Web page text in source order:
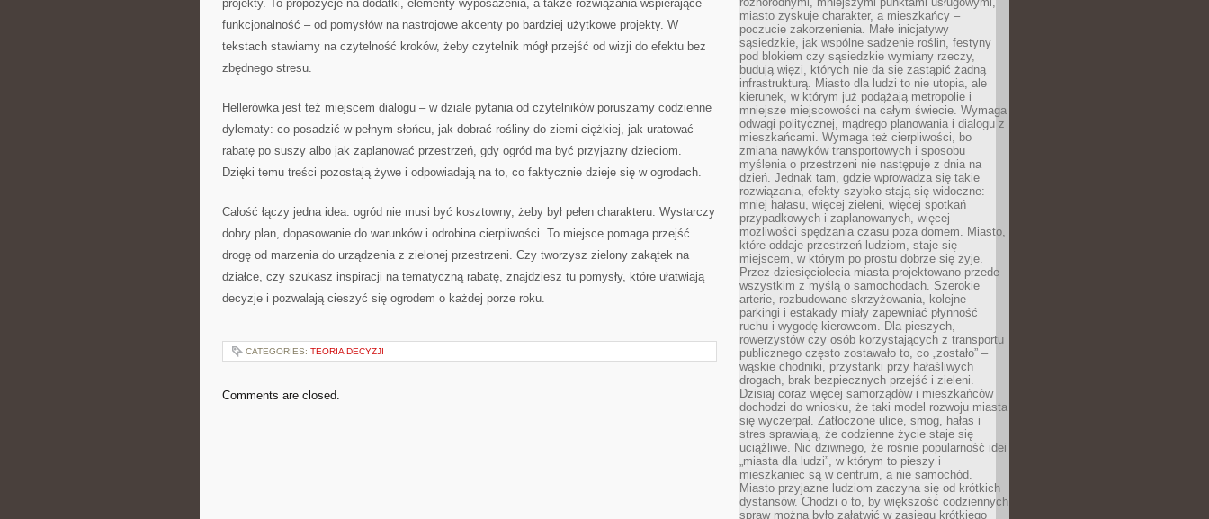
projekty. To propozycje na dodatki, elementy wyposażenia, a także rozwiązania wspierające
funkcjonalność – od pomysłów na nastrojowe akcenty po bardziej użytkowe projekty. W
tekstach stawiamy na czytelność kroków, żeby czytelnik mógł przejść od wizji do efektu bez
zbędnego stresu.
Hellerówka jest też miejscem dialogu – w dziale pytania od czytelników poruszamy codzienne
dylematy: co posadzić w pełnym słońcu, jak dobrać rośliny do ziemi ciężkiej, jak uratować
rabatę po suszy albo jak zaplanować przestrzeń, gdy ogród ma być przyjazny dzieciom.
Dzięki temu treści pozostają żywe i odpowiadają na to, co faktycznie dzieje się w ogrodach.
Całość łączy jedna idea: ogród nie musi być kosztowny, żeby był pełen charakteru. Wystarczy
dobry plan, dopasowanie do warunków i odrobina cierpliwości. To miejsce pomaga przejść
drogę od marzenia do urządzenia z zielonej przestrzeni. Czy tworzysz zielony zakątek na
działce, czy szukasz inspiracji na tematyczną rabatę, znajdziesz tu pomysły, które ułatwiają
decyzje i pozwalają cieszyć się ogrodem o każdej porze roku.
CATEGORIES: TEORIA DECYZJI
Comments are closed.
miasto zyskuje charakter, a mieszkańcy –
poczucie zakorzenienia. Małe inicjatywy
sąsiedzkie, jak wspólne sadzenie roślin, festyny
pod blokiem czy sąsiedzkie wymiany rzeczy,
budują więzi, których nie da się zastąpić żadną
infrastrukturą. Miasto dla ludzi to nie utopia, ale
kierunek, w którym już podążają metropolie i
mniejsze miejscowości na całym świecie. Wymaga
odwagi politycznej, mądrego planowania i dialogu z
mieszkańcami. Wymaga też cierpliwości, bo
zmiana nawyków transportowych i sposobu
myślenia o przestrzeni nie następuje z dnia na
dzień. Jednak tam, gdzie wprowadza się takie
rozwiązania, efekty szybko stają się widoczne:
mniej hałasu, więcej zieleni, więcej spotkań
przypadkowych i zaplanowanych, więcej
możliwości spędzania czasu poza domem. Miasto,
które oddaje przestrzeń ludziom, staje się
miejscem, w którym po prostu dobrze się żyje.
Przez dziesięciolecia miasta projektowano przede
wszystkim z myślą o samochodach. Szerokie
arterie, rozbudowane skrzyżowania, kolejne
parkingi i estakady miały zapewniać płynność
ruchu i wygodę kierowcom. Dla pieszych,
rowerzystów czy osób korzystających z transportu
publicznego często zostawało to, co „zostało” –
wąskie chodniki, przystanki przy hałaśliwych
drogach, brak bezpiecznych przejść i zieleni.
Dzisiaj coraz więcej samorządów i mieszkańców
dochodzi do wniosku, że taki model rozwoju miasta
się wyczerpał. Zatłoczone ulice, smog, hałas i
stres sprawiają, że codzienne życie staje się
uciążliwe. Nic dziwnego, że rośnie popularność idei
„miasta dla ludzi”, w którym to pieszy i
mieszkaniec są w centrum, a nie samochód.
Miasto przyjazne ludziom zaczyna się od krótkich
dystansów. Chodzi o to, by większość codziennych
spraw można było załatwić w zasięgu krótkiego